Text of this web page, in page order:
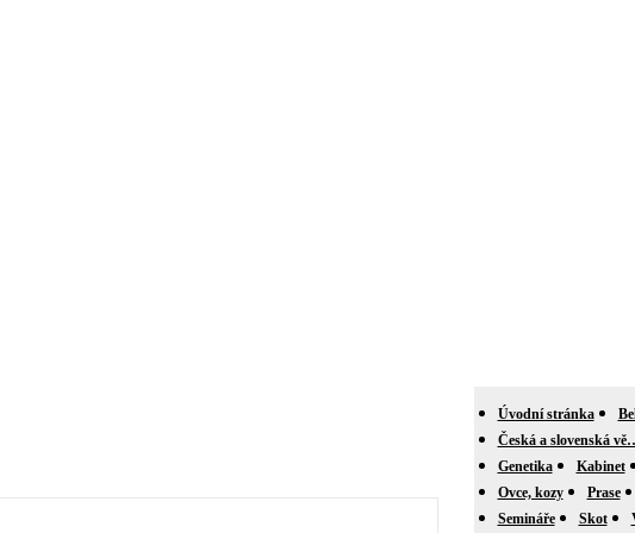
Úvodní stránka
Česká a slovenská
Genetika
Kabinet
Ovce, kozy
Prase
Semináře
Skot